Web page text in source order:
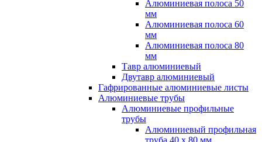
Алюминиевая полоса 50
мм
Алюминиевая полоса 60
мм
Алюминиевая полоса 80
мм
Тавр алюминиевый
Двутавр алюминиевый
Гафрированные алюминиевые листы
Алюминиевые трубы
Алюминиевые профильные
трубы
Алюминиевый профильная
труба 40 х 80 мм